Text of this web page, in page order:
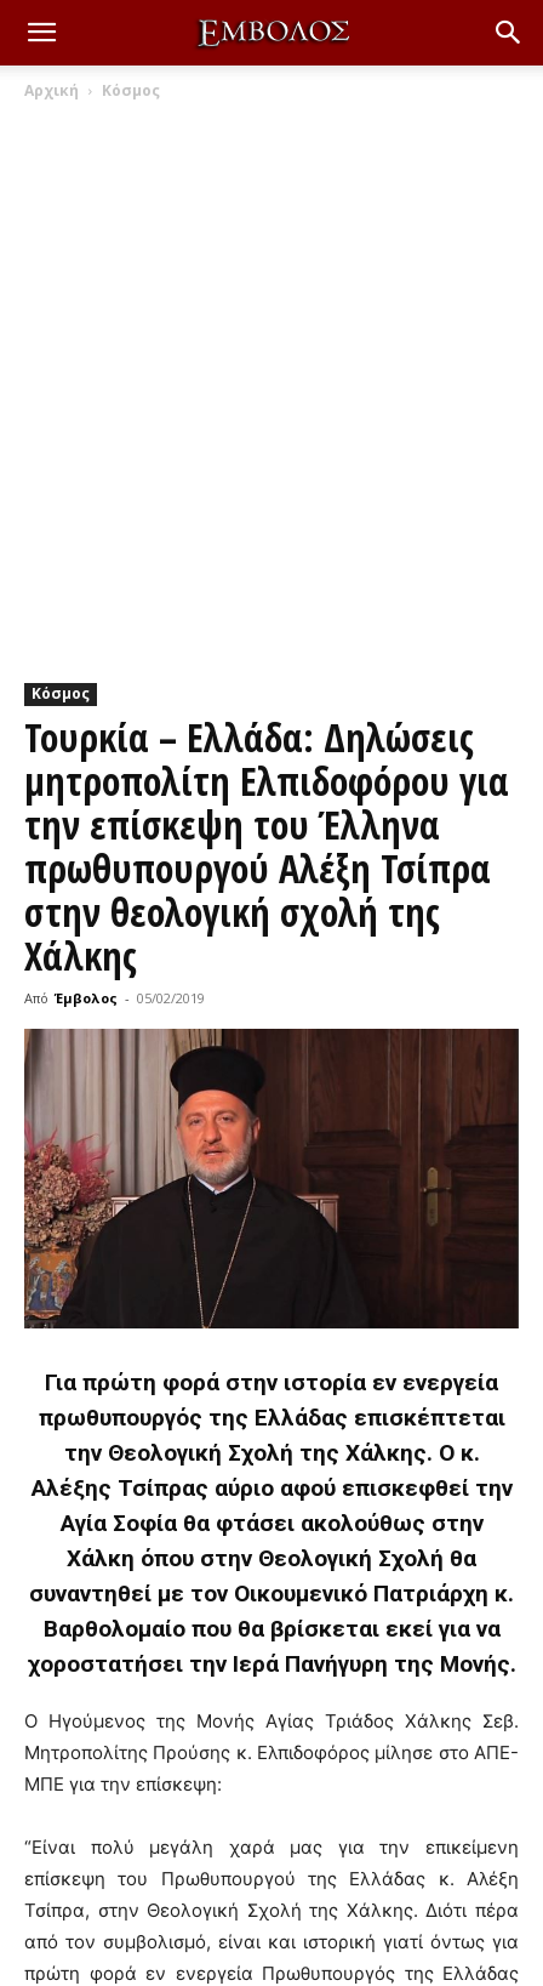
Αρχική Κόσμος
Κόσμος
Τουρκία – Ελλάδα: Δηλώσεις
μητροπολίτη Ελπιδοφόρου για
την επίσκεψη του Έλληνα
πρωθυπουργού Αλέξη Τσίπρα
στην θεολογική σχολή της
Χάλκης
Από Έμβολος - 05/02/2019
Για πρώτη φορά στην ιστορία εν ενεργεία
πρωθυπουργός της Ελλάδας επισκέπτεται
την Θεολογική Σχολή της Χάλκης. Ο κ.
Αλέξης Τσίπρας αύριο αφού επισκεφθεί την
Αγία Σοφία θα φτάσει ακολούθως στην
Χάλκη όπου στην Θεολογική Σχολή θα
συναντηθεί με τον Οικουμενικό Πατριάρχη κ.
Βαρθολομαίο που θα βρίσκεται εκεί για να
χοροστατήσει την Ιερά Πανήγυρη της Μονής.
Ο Ηγούμενος της Μονής Αγίας Τριάδος Χάλκης Σεβ.
Μητροπολίτης Προύσης κ. Ελπιδοφόρος μίλησε στο ΑΠΕ-
ΜΠΕ για την επίσκεψη:
“Είναι πολύ μεγάλη χαρά μας για την επικείμενη
επίσκεψη του Πρωθυπουργού της Ελλάδας κ. Αλέξη
Τσίπρα, στην Θεολογική Σχολή της Χάλκης. Διότι πέρα
από τον συμβολισμό, είναι και ιστορική γιατί όντως για
πρώτη φορά εν ενεργεία Πρωθυπουργός της Ελλάδας